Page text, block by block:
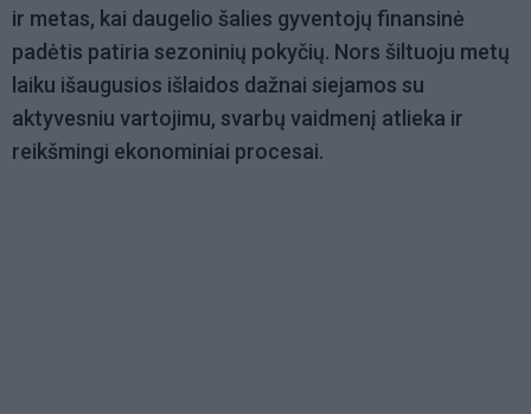
ir metas, kai daugelio šalies gyventojų finansinė
padėtis patiria sezoninių pokyčių. Nors šiltuoju metų
laiku išaugusios išlaidos dažnai siejamos su
aktyvesniu vartojimu, svarbų vaidmenį atlieka ir
reikšmingi ekonominiai procesai.